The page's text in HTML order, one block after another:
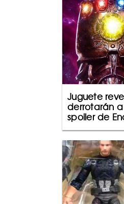
Juguete
derrotarán a
spoiler de